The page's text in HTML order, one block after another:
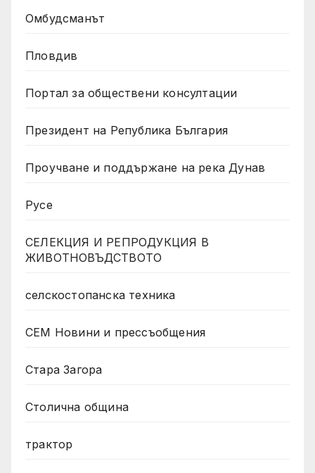
Омбудсманът
Пловдив
Портал за обществени консултации
Президент на Република България
Проучване и поддържане на река Дунав
Русе
СЕЛЕКЦИЯ И РЕПРОДУКЦИЯ В
ЖИВОТНОВЪДСТВОТО
селскостопанска техника
СЕМ Новини и прессъобщения
Стара Загора
Столична община
трактор